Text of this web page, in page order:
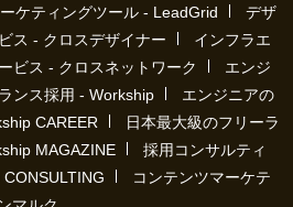
ケティングツール - LeadGrid
デザ
ス - クロスデザイナー
インフラエ
ビス - クロスネットワーク
エンジ
ンス採用 - Workship
エンジニアの
CAREER
日本最大級のフリーラ
MAGAZINE
採用コンサルティ
コンテンツマーケテ